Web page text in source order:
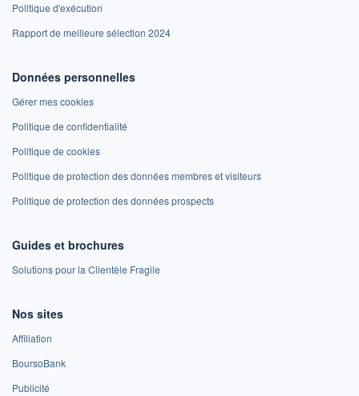
Politique d'exécution
Rapport de meilleure sélection 2024
Données personnelles
Gérer mes cookies
Politique de confidentialité
Politique de cookies
Politique de protection des données membres et visiteurs
Politique de protection des données prospects
Guides et brochures
Solutions pour la Clientèle Fragile
Nos sites
Affiliation
BoursoBank
Publicité